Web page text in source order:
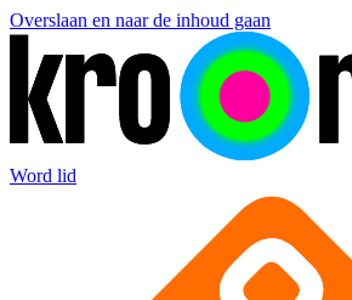
Overslaan en naar de inhoud gaan
Word lid